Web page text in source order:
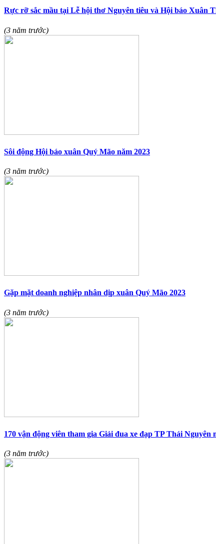
Rực rỡ sắc mầu tại Lễ hội thơ Nguyên tiêu và Hội báo Xuân
(3 năm trước)
Sôi động Hội báo xuân Quý Mão năm 2023
(3 năm trước)
Gặp mặt doanh nghiệp nhân dịp xuân Quý Mão 2023
(3 năm trước)
170 vận động viên tham gia Giải đua xe đạp TP Thái
(3 năm trước)